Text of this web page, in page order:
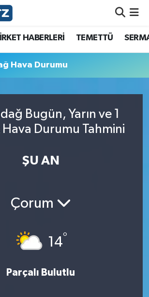
HABERLERİ TEMETTÜ
Hava Durumu
Bugün, Yarın ve 1
Hava Durumu Tahmini
ŞU AN
Çorum
14°
Parçalı Bulutlu